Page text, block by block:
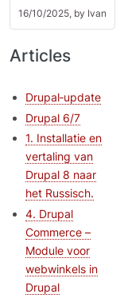
16/10/2025, by Ivan
Articles
Drupal‑update
Drupal 6/7
1. Installatie en
vertaling van
Drupal 8 naar
het Russisch.
4. Drupal
Commerce –
Module voor
webwinkels in
Drupal